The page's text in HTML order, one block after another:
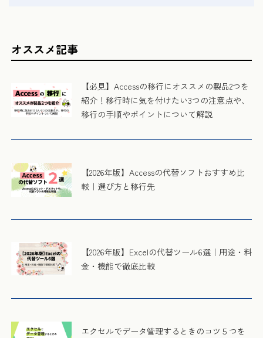
オススメ記事
【必見】Accessの移行にオススメの製品2つを
紹介！移行時に気を付けたい3つの注意点や、
移行の手順やポイントについて解説
【2026年版】Accessの代替ソフトおすすめ比
較｜選び方と移行先
【2026年版】Excelの代替ツール6選｜用途・料
金・機能で徹底比較
エクセルでデータ管理するときのコツ５つを